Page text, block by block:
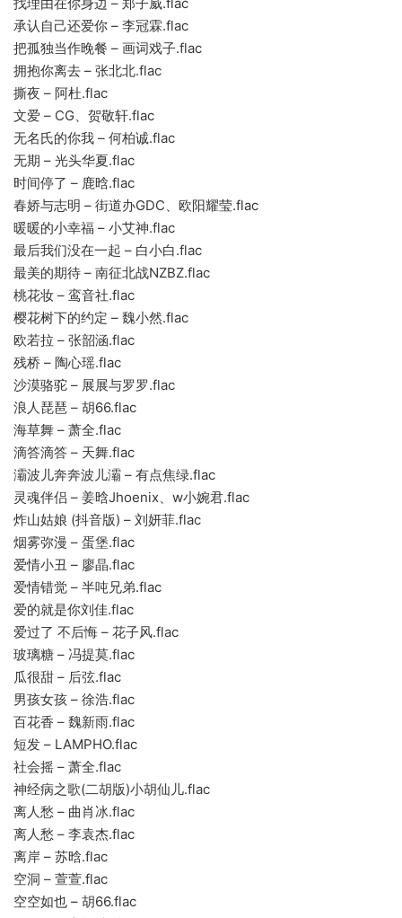
承认自己还爱你 – 李冠霖.flac
把孤独当作晚餐 – 画词戏子.flac
拥抱你离去 – 张北北.flac
撕夜 – 阿杜.flac
文爱 – CG、贺敬轩.flac
无名氏的你我 – 何柏诚.flac
无期 – 光头华夏.flac
时间停了 – 鹿晗.flac
春娇与志明 – 街道办GDC、欧阳耀莹.flac
暖暖的小幸福 – 小艾神.flac
最后我们没在一起 – 白小白.flac
最美的期待 – 南征北战NZBZ.flac
桃花妆 – 鸾音社.flac
樱花树下的约定 – 魏小然.flac
欧若拉 – 张韶涵.flac
残桥 – 陶心瑶.flac
沙漠骆驼 – 展展与罗罗.flac
浪人琵琶 – 胡66.flac
海草舞 – 萧全.flac
滴答滴答 – 天舞.flac
灞波儿奔奔波儿灞 – 有点焦绿.flac
灵魂伴侣 – 姜晗Jhoenix、w小婉君.flac
炸山姑娘 (抖音版) – 刘妍菲.flac
烟雾弥漫 – 蛋堡.flac
爱情小丑 – 廖晶.flac
爱情错觉 – 半吨兄弟.flac
爱的就是你刘佳.flac
爱过了 不后悔 – 花子风.flac
玻璃糖 – 冯提莫.flac
瓜很甜 – 后弦.flac
男孩女孩 – 徐浩.flac
百花香 – 魏新雨.flac
短发 – LAMPHO.flac
社会摇 – 萧全.flac
神经病之歌(二胡版)小胡仙儿.flac
离人愁 – 曲肖冰.flac
离人愁 – 李袁杰.flac
离岸 – 苏晗.flac
空洞 – 萱萱.flac
空空如也 – 胡66.flac